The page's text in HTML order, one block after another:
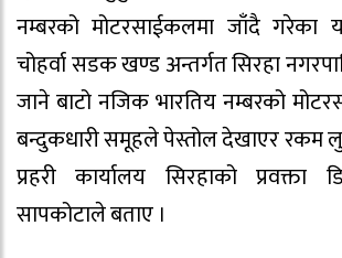
नम्बरको मोटरसाईकलमा जाँदै गरेका
चोहर्वा सडक खण्ड अन्तर्गत सिरहा
जाने बाटो नजिक भारतिय नम्बरको
बन्दुकधारी समूहले पेस्तोल देखाएर रकम
प्रहरी कार्यालय सिरहाको प्रवक्ता
सापकोटाले बताए ।